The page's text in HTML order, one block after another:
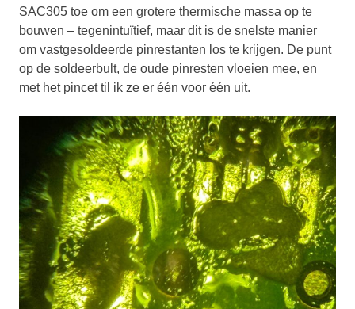
SAC305 toe om een grotere thermische massa op te
bouwen – tegenintuïtief, maar dit is de snelste manier
om vastgesoldeerde pinrestanten los te krijgen. De punt
op de soldeerbult, de oude pinresten vloeien mee, en
met het pincet til ik ze er één voor één uit.